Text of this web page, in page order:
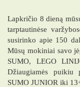
Lapkričio 8 dieną
tarptautinėse
susirinko apie 150
Mūsų mokiniai savo
SUMO, LEGO
Džiaugiamės puikiu
SUMO JUNIOR iki